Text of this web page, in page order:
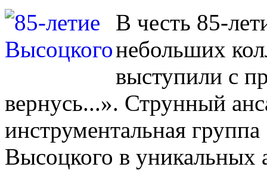
В честь 85-
небольших
выступили с
вернусь...». Струнный
инструментальная
Высоцкого в уникальных